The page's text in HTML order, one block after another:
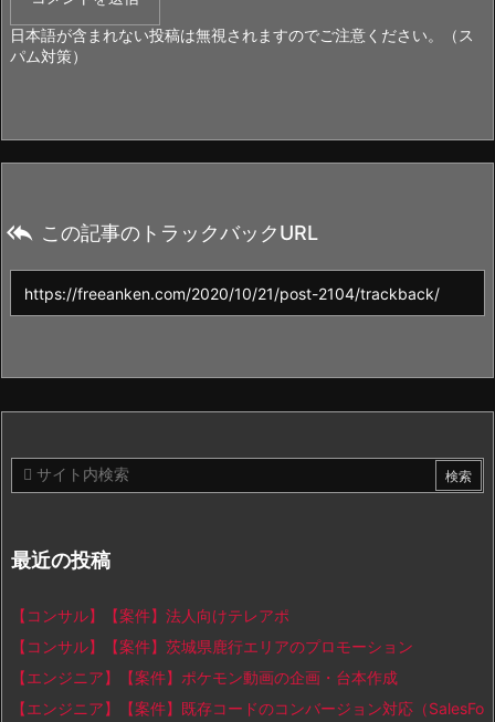
日本語が含まれない投稿は無視されますのでご注意ください。（ス
パム対策）
 この記事のトラックバックURL
最近の投稿
【コンサル】【案件】法人向けテレアポ
【コンサル】【案件】茨城県鹿行エリアのプロモーション
【エンジニア】【案件】ポケモン動画の企画・台本作成
【エンジニア】【案件】既存コードのコンバージョン対応（SalesFo